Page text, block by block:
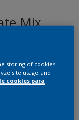
Mix
Cambiar de color
storing of cookies
site usage, and
cookies para